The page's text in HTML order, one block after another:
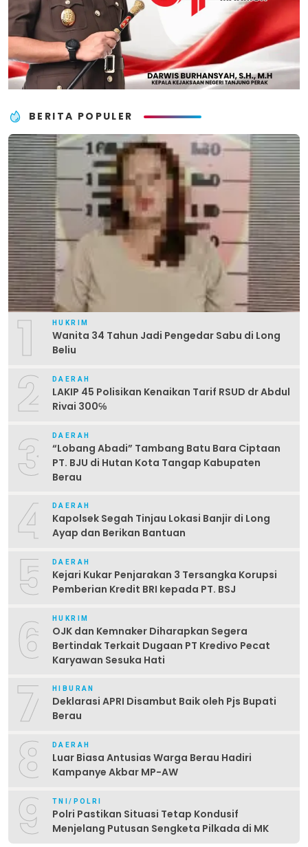
BERITA POPULER
1 HUKRIM
Wanita 34 Tahun Jadi Pengedar Sabu di Long
Beliu
2 DAERAH
LAKIP 45 Polisikan Kenaikan Tarif RSUD dr Abdul
Rivai 300℅
3 DAERAH
“Lobang Abadi” Tambang Batu Bara Ciptaan
PT. BJU di Hutan Kota Tangap Kabupaten
Berau
4 DAERAH
Kapolsek Segah Tinjau Lokasi Banjir di Long
Ayap dan Berikan Bantuan
5 DAERAH
Kejari Kukar Penjarakan 3 Tersangka Korupsi
Pemberian Kredit BRI kepada PT. BSJ
6 HUKRIM
OJK dan Kemnaker Diharapkan Segera
Bertindak Terkait Dugaan PT Kredivo Pecat
Karyawan Sesuka Hati
7 HIBURAN
Deklarasi APRI Disambut Baik oleh Pjs Bupati
Berau
8 DAERAH
Luar Biasa Antusias Warga Berau Hadiri
Kampanye Akbar MP-AW
9 TNI/POLRI
Polri Pastikan Situasi Tetap Kondusif
Menjelang Putusan Sengketa Pilkada di MK